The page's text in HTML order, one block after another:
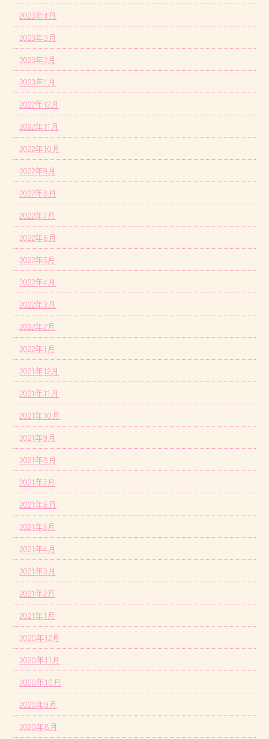
2023年4月
2023年3月
2023年2月
2023年1月
2022年12月
2022年11月
2022年10月
2022年9月
2022年8月
2022年7月
2022年6月
2022年5月
2022年4月
2022年3月
2022年2月
2022年1月
2021年12月
2021年11月
2021年10月
2021年9月
2021年8月
2021年7月
2021年6月
2021年5月
2021年4月
2021年3月
2021年2月
2021年1月
2020年12月
2020年11月
2020年10月
2020年9月
2020年8月